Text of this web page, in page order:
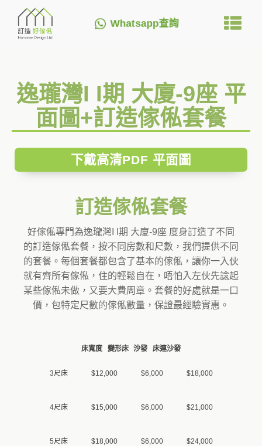
Whatsapp查詢
逸瓏灣I I期 大廈-9座 平
面圖+訂造傢俬套餐
下戴高清PDF 平面圖
訂造傢俬套餐
好傢俬專門為逸瓏灣I I期 大廈-9座 度身訂造了不同
的訂造傢俬套餐，按不同房數和尺數，我們提供不同
的套餐。每個套餐都包含了基本的傢俬，讓你一入伙
就有齊所有傢俬，住的輕鬆自在，唔怕入左伙先諗起
某些傢俬未做，又要大費周章。套餐的好處就是一口
價，包特定尺數的傢俬數量，保證最經驗實惠。
床寬度 變形床 沙發 床連沙發
3尺床 $12,000 $6,000 $18,000
4尺床 $15,000 $6,000 $21,000
5尺床 $18,000 $6,000 $24,000